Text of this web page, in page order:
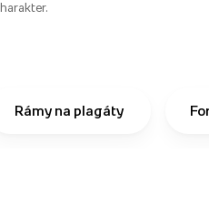
Rámy na plagáty